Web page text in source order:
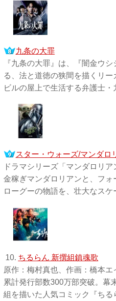
九条の大罪
『九条の大罪』は、『闇金ウ
る、法と道徳の狭間を描くリー
ビルの屋上で生活する弁護士・
スター・ウォーズ/マンダロ
ドラマシリーズ「マンダロリ
金稼ぎマンダロリアンと、フ
ローグーの物語を、壮大なスケ
10. ちるらん 新撰組鎮魂歌
原作：梅村真也、作画：橋本エ
累計発行部数300万部突破。幕
組を描いた人気コミック『ちる